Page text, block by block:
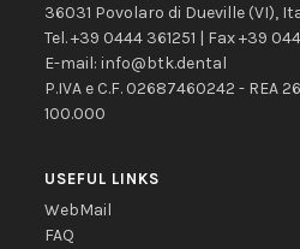
36031 Povolaro di Dueville (VI),
Tel.+39 0444 361251 | Fax+39
E-mail:info@btk.dental
P.IVA e C.F. 02687460242 - REA
100.000
USEFUL LINKS
WebMail
FAQ